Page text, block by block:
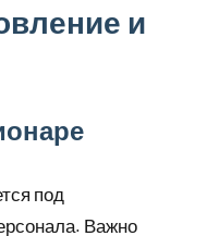
и
под
Важно